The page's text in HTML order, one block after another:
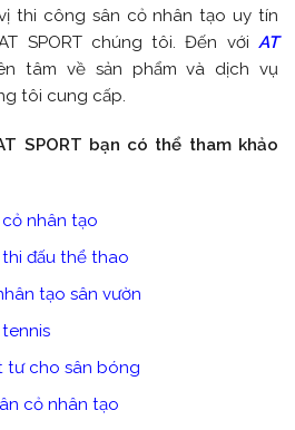
thi công sân cỏ nhân tạo uy tín
SPORT chúng tôi. Đến với AT
tâm về sản phẩm và dịch vụ
tôi cung cấp.
SPORT bạn có thể tham khảo
nhân tạo
đấu thể thao
tạo sân vườn
tư cho sân bóng
cỏ nhân tạo